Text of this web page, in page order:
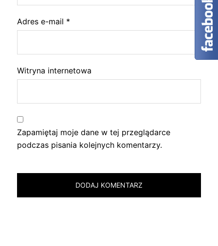
Adres e-mail *
Witryna internetowa
Zapamiętaj moje dane w tej przeglądarce
podczas pisania kolejnych komentarzy.